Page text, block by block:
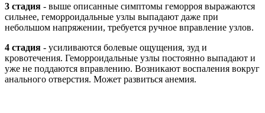
3 стадия - выше описанные симптомы геморроя выражаются
сильнее, геморроидальные узлы выпадают даже при
небольшом напряжении, требуется ручное вправление узлов.
4 стадия - усиливаются болевые ощущения, зуд и
кровотечения. Геморроидальные узлы постоянно выпадают и
уже не поддаются вправлению. Возникают воспаления вокруг
анального отверстия. Может развиться анемия.